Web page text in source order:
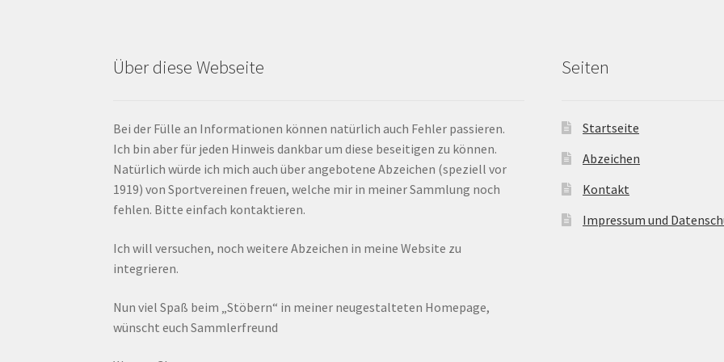
Über diese Webseite
Bei der Fülle an Informationen können natürlich auch Fehler passieren.
Ich bin aber für jeden Hinweis dankbar um diese beseitigen zu können.
Natürlich würde ich mich auch über angebotene Abzeichen (speziell vor
1919) von Sportvereinen freuen, welche mir in meiner Sammlung noch
fehlen. Bitte einfach kontaktieren.
Ich will versuchen, noch weitere Abzeichen in meine Website zu
integrieren.
Nun viel Spaß beim „Stöbern“ in meiner neugestalteten Homepage,
wünscht euch Sammlerfreund
Seiten
Startseite
Abzeichen
Kontakt
Impressum und